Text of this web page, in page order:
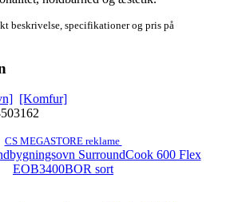
beskrivelse, specifikationer og pris på
[Komfur]
CS MEGASTORE reklame